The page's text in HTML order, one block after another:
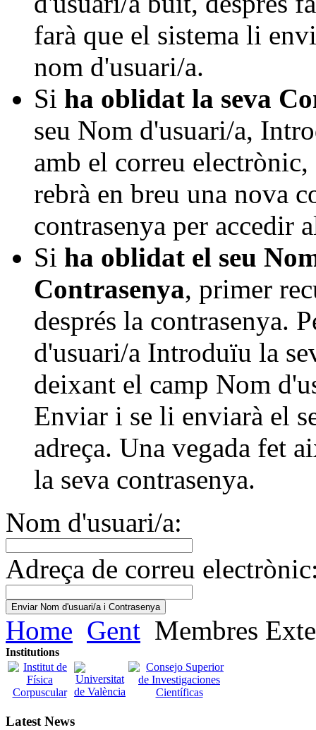
farà que el sistema li
nom d'usuari/a.
Si ha oblidat la seva
seu Nom d'usuari/a,
amb el correu
rebrà en breu una nova
contrasenya per accedir
Si ha oblidat el seu
Contrasenya, primer
després la contrasenya.
d'usuari/a Introduïu la
deixant el camp Nom
Enviar i se li enviarà el
adreça. Una vegada fet
la seva contrasenya.
Nom d'usuari/a:
Adreça de correu
Home Gent Membres
Institutions
Latest News